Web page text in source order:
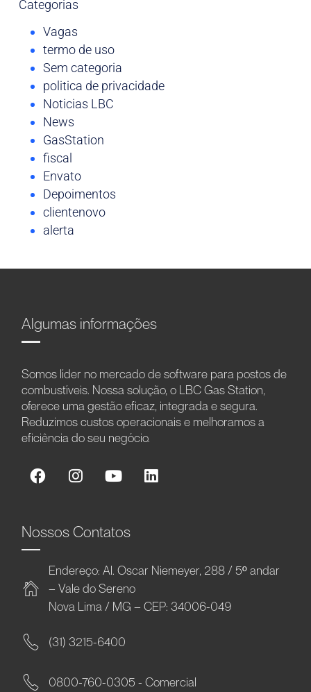
Categorias
Vagas
termo de uso
Sem categoria
politica de privacidade
Noticias LBC
News
GasStation
fiscal
Envato
Depoimentos
clientenovo
alerta
Algumas informações
Somos líder no mercado de software para postos de
combustíveis. Nossa solução, o LBC Gas Station,
oferece uma gestão eficaz, integrada e segura.
Reduzimos custos operacionais e melhoramos a
eficiência do seu negócio.
Nossos Contatos
Endereço: Al. Oscar Niemeyer, 288 / 5º andar
– Vale do Sereno
Nova Lima / MG – CEP: 34006-049
(31) 3215-6400
0800-760-0305 - Comercial